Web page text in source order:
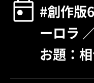
#創作版
ーロラ
お題：